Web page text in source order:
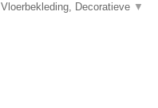
Decoratieve ▼